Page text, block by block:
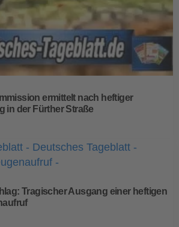
ermittelt nach heftiger
in der Fürther Straße
Tragischer Ausgang einer heftigen